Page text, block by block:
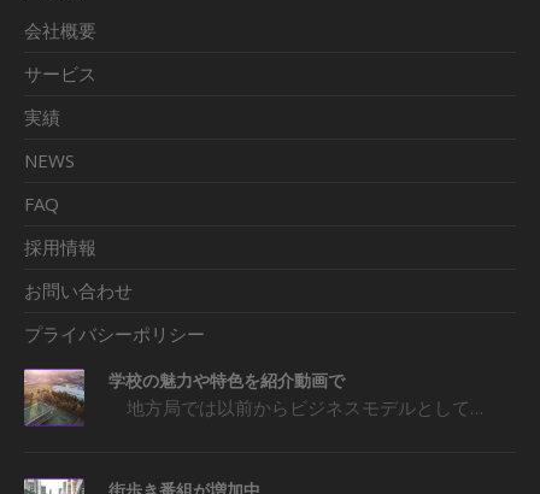
会社概要
サービス
実績
NEWS
FAQ
採用情報
お問い合わせ
プライバシーポリシー
学校の魅力や特色を紹介動画で
地方局では以前からビジネスモデルとして…